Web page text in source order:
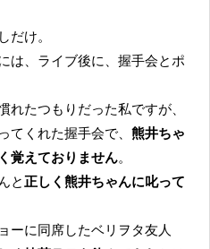
だけ。
は、ライブ後に、握手会とポ
れたつもりだった私ですが、
てくれた握手会で、 熊井ちゃ
覚えておりません。
と正しく熊井ちゃんに叱って
ーに同席したベリヲタ友人